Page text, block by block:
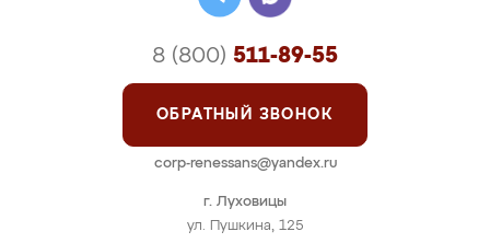
г. Луховицы
ул. Пушкина, 125
8 (800) 511-89-55
ОБРАТНЫЙ ЗВОНОК
corp-renessans@yandex.ru